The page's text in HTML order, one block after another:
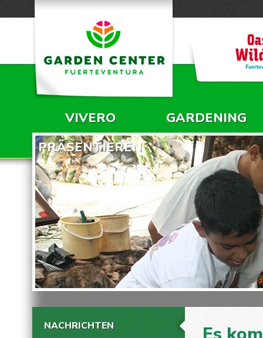
HAUPTMENÜ
VIVERO
GARDENING
PRÄSENTIEREN
NACHRICHTEN